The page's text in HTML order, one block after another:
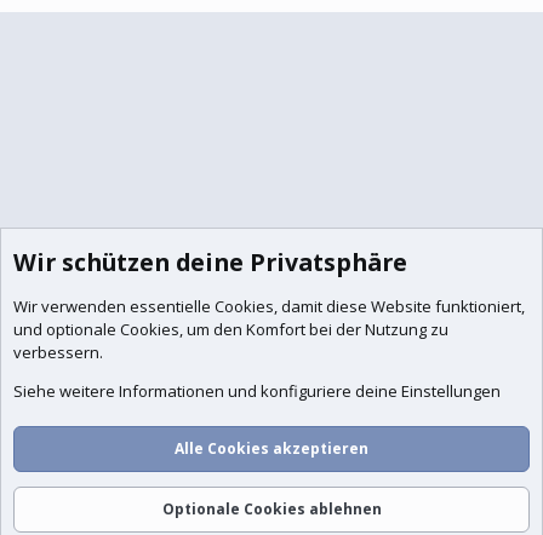
Wir schützen deine Privatsphäre
Wir verwenden essentielle Cookies, damit diese Website funktioniert,
und optionale Cookies, um den Komfort bei der Nutzung zu
verbessern.
Siehe weitere Informationen und konfiguriere deine Einstellungen
Alle Cookies akzeptieren
Optionale Cookies ablehnen